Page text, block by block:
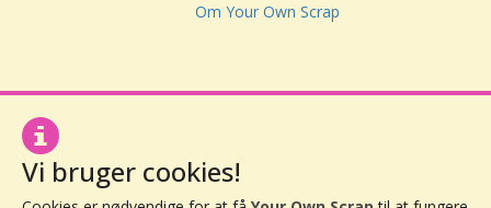
Om Your Own Scrap
Your Own Scrap
4000 Roskilde
Vi bruger cookies!